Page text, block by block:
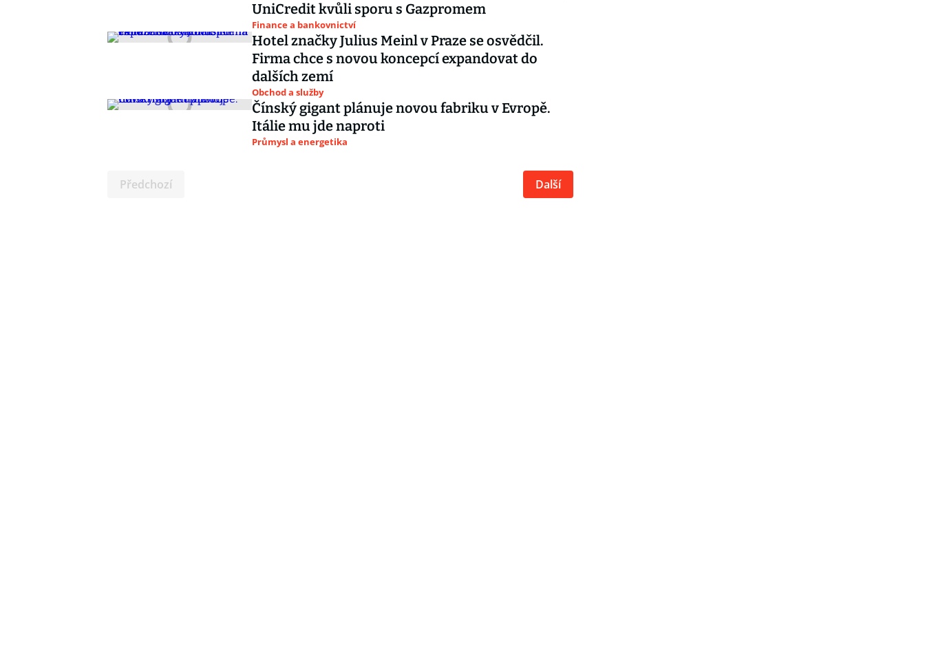
UniCredit kvůli sporu s Gazpromem
Finance a bankovnictví
Hotel značky Julius Meinl v Praze se osvědčil.
Firma chce s novou koncepcí expandovat do
dalších zemí
Obchod a služby
Čínský gigant plánuje novou fabriku v Evropě.
Itálie mu jde naproti
Průmysl a energetika
Předchozí Další